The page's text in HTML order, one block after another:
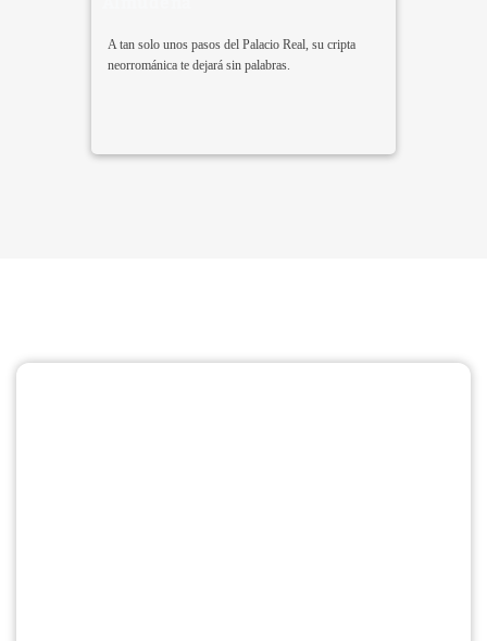
A tan solo unos pasos del Palacio Real, su cripta
neorrománica te dejará sin palabras.